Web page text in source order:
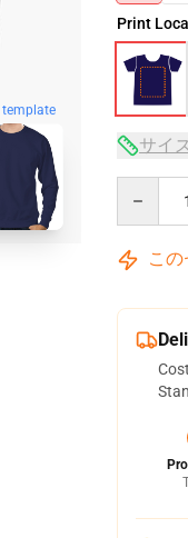
template
Print
サイ
こ